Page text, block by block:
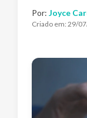
Por: Joyce
Criado em: 29/